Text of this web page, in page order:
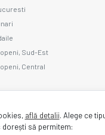
Sud-Est
Central
află detalii. Alege ce
să permitem: